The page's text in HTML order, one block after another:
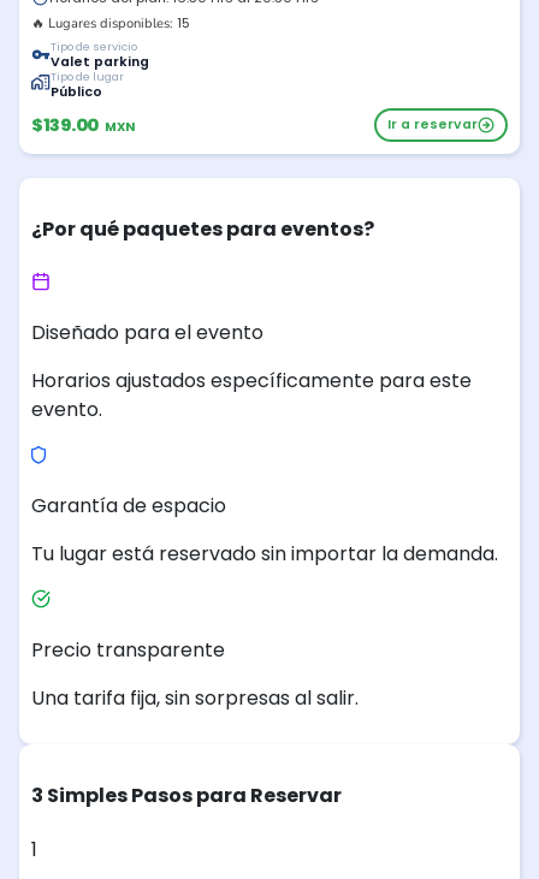
🔥 Lugares disponibles: 15
Tipo de servicio
Valet parking
Tipo de lugar
Público
$139.00 MXN Ir a reservar
¿Por qué paquetes para eventos?
Diseñado para el evento
Horarios ajustados específicamente para este
evento.
Garantía de espacio
Tu lugar está reservado sin importar la demanda.
Precio transparente
Una tarifa fija, sin sorpresas al salir.
3 Simples Pasos para Reservar
1